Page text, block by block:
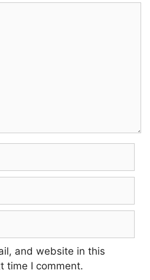
and website in this
time I comment.